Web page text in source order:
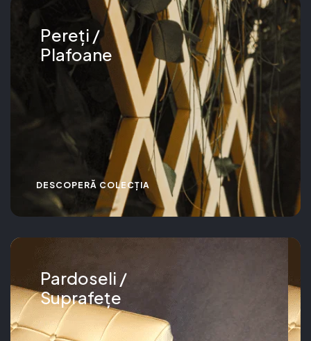
Pereți /
Plafoane
DESCOPERĂ COLECȚIA
Pardoseli /
Suprafețe